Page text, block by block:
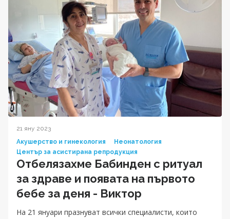
21 яну 2023
Акушерство и гинекология
Неонатология
Център за асистирана репродукция
Отбелязахме Бабинден с ритуал
за здраве и появата на първото
бебе за деня - Виктор
На 21 януари празнуват всички специалисти, които